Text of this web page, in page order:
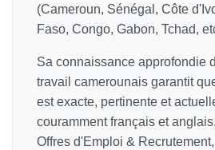
(Cameroun, Sénégal, Côte
Faso, Congo, Gabon, Tchad,
Sa connaissance approfondie
travail camerounais garantit
est exacte, pertinente et
couramment français et
Offres d'Emploi &